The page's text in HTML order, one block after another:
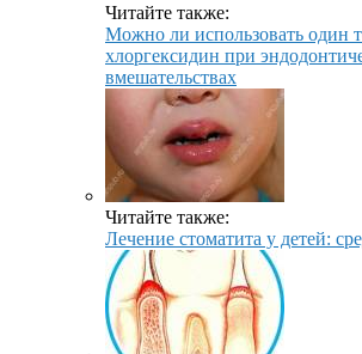
Читайте также:
Можно ли использовать один
хлоргексидин при
вмешательствах
Читайте также:
Лечение стоматита у детей: